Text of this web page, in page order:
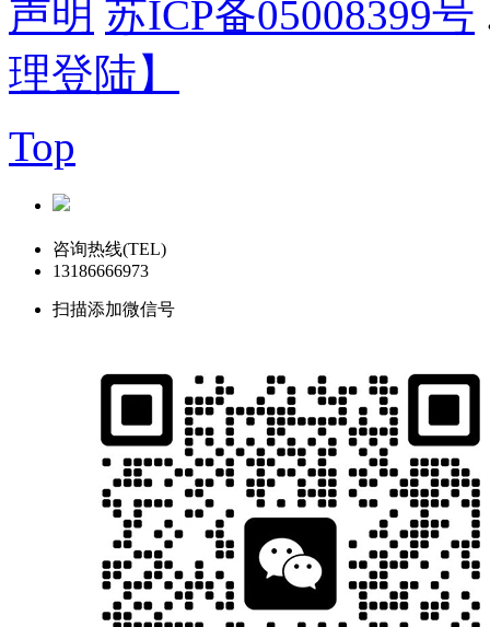
声明 苏ICP备05008399号
理登陆】
Top
咨询热线(TEL)
13186666973
扫描添加微信号